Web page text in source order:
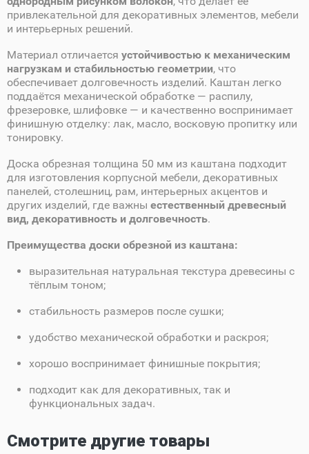
привлекательной для декоративных элементов, мебели
и интерьерных решений.
Материал отличается устойчивостью к механическим
нагрузкам и стабильностью геометрии, что
обеспечивает долговечность изделий. Каштан легко
поддаётся механической обработке — распилу,
фрезеровке, шлифовке — и качественно воспринимает
финишную отделку: лак, масло, восковую пропитку или
тонировку.
Доска обрезная толщина 50 мм из каштана подходит
для изготовления корпусной мебели, декоративных
панелей, столешниц, рам, интерьерных акцентов и
других изделий, где важны естественный древесный
вид, декоративность и долговечность.
Преимущества доски обрезной из каштана:
выразительная натуральная текстура древесины с
тёплым тоном;
стабильность размеров после сушки;
удобство механической обработки и раскроя;
хорошо воспринимает финишные покрытия;
подходит как для декоративных, так и
функциональных задач.
Смотрите другие товары